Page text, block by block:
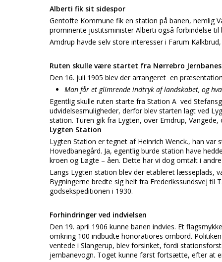
Alberti fik sit sidespor
Gentofte Kommune fik en station på banen, nemlig
prominente justitsminister Alberti også forbindelse til
Amdrup havde selv store interesser i Farum
Ruten skulle være startet fra Nørrebro
Den 16. juli 1905 blev der arrangeret en
Man får et glimrende indtryk af landskabet, og
Egentlig skulle ruten starte fra Station A ved
udvidelsesmuligheder, derfor blev starten lagt ved
station. Turen gik fra Lygten, over Emdrup,
Lygten Station
Lygten Station er tegnet af Heinrich Wenck., han
Hovedbanegård. Ja, egentlig burde station have
kroen og Løgte – åen. Dette har vi dog omtalt i
Langs Lygten station blev der etableret læsseplads,
Bygningerne bredte sig helt fra Frederikssundsvej
godsekspeditionen i 1930.
Forhindringer ved indvielsen
Den 19. april 1906 kunne banen indvies. Et
omkring 100 indbudte honoratiores ombord.
ventede i Slangerup, blev forsinket, fordi
jernbanevogn. Toget kunne først fortsætte, efter at